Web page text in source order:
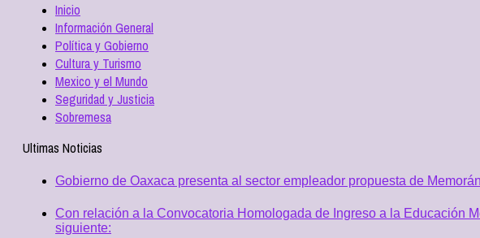
Inicio
Información General
Política y Gobierno
Cultura y Turismo
Mexico y el Mundo
Seguridad y Justicia
Sobremesa
Ultimas Noticias
Gobierno de Oaxaca presenta al sector empleador propuesta de
Con relación a la Convocatoria Homologada de Ingreso a la Educación
siguiente: